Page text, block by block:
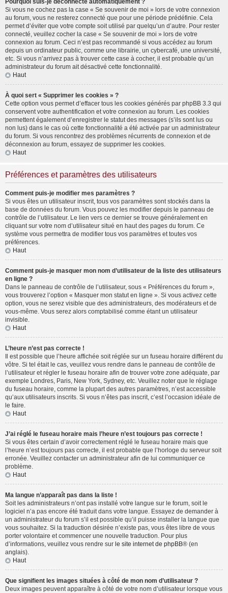
Pourquoi suis-je déconnecté automatiquement ?
Si vous ne cochez pas la case « Se souvenir de moi » lors de votre connexion
au forum, vous ne resterez connecté que pour une période prédéfinie. Cela
permet d’éviter que votre compte soit utilisé par quelqu’un d’autre. Pour rester
connecté, veuillez cocher la case « Se souvenir de moi » lors de votre
connexion au forum. Ceci n’est pas recommandé si vous accédez au forum
depuis un ordinateur public, comme une librairie, un cybercafé, une université,
etc. Si vous n’arrivez pas à trouver cette case à cocher, il est probable qu’un
administrateur du forum ait désactivé cette fonctionnalité.
Haut
À quoi sert « Supprimer les cookies » ?
Cette option vous permet d’effacer tous les cookies générés par phpBB 3.3 qui
conservent votre authentification et votre connexion au forum. Les cookies
permettent également d’enregistrer le statut des messages (s’ils sont lus ou
non lus) dans le cas où cette fonctionnalité a été activée par un administrateur
du forum. Si vous rencontrez des problèmes récurrents de connexion et de
déconnexion au forum, essayez de supprimer les cookies.
Haut
Préférences et paramètres des utilisateurs
Comment puis-je modifier mes paramètres ?
Si vous êtes un utilisateur inscrit, tous vos paramètres sont stockés dans la
base de données du forum. Vous pouvez les modifier depuis le panneau de
contrôle de l’utilisateur. Le lien vers ce dernier se trouve généralement en
cliquant sur votre nom d’utilisateur situé en haut des pages du forum. Ce
système vous permettra de modifier tous vos paramètres et toutes vos
préférences.
Haut
Comment puis-je masquer mon nom d’utilisateur de la liste des utilisateurs
en ligne ?
Dans le panneau de contrôle de l’utilisateur, sous « Préférences du forum »,
vous trouverez l’option « Masquer mon statut en ligne ». Si vous activez cette
option, vous ne serez visible que des administrateurs, des modérateurs et de
vous-même. Vous serez alors comptabilisé comme étant un utilisateur
invisible.
Haut
L’heure n’est pas correcte !
Il est possible que l’heure affichée soit réglée sur un fuseau horaire différent du
vôtre. Si tel était le cas, veuillez vous rendre dans le panneau de contrôle de
l’utilisateur et régler le fuseau horaire afin de trouver votre zone adéquate, par
exemple Londres, Paris, New York, Sydney, etc. Veuillez noter que le réglage
du fuseau horaire, comme la plupart des autres paramètres, n’est accessible
qu’aux utilisateurs inscrits. Si vous n’êtes pas inscrit, c’est l’occasion idéale de
le faire.
Haut
J’ai réglé le fuseau horaire mais l’heure n’est toujours pas correcte !
Si vous êtes certain d’avoir correctement réglé le fuseau horaire mais que
l’heure n’est toujours pas correcte, il est probable que l’horloge du serveur soit
erronée. Veuillez contacter un administrateur afin de lui communiquer ce
problème.
Haut
Ma langue n’apparaît pas dans la liste !
Soit les administrateurs n’ont pas installé votre langue sur le forum, soit le
logiciel n’a pas encore été traduit dans votre langue. Essayez de demander à
un administrateur du forum s’il est possible qu’il puisse installer la langue que
vous souhaitez. Si la traduction désirée n’existe pas, vous êtes libre de vous
porter volontaire et commencer une nouvelle traduction. Pour plus
d’informations, veuillez vous rendre sur le site internet de phpBB® (en
anglais).
Haut
Que signifient les images situées à côté de mon nom d’utilisateur ?
Deux images peuvent apparaître à côté de votre nom d’utilisateur lorsque vous